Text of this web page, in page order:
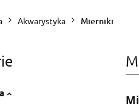
Akwarystyka Mierniki